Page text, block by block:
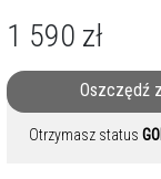
1 590 zł
Oszczędź
Otrzymasz status